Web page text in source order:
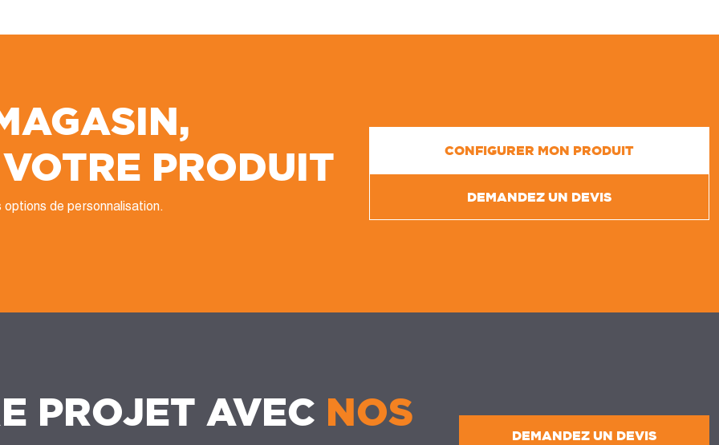
PRODUIT
de personnalisation.
CONFIGURER MON PRODUIT
DEMANDEZ UN DEVIS
PROJET AVEC NOS DEMANDEZ UN DEVIS